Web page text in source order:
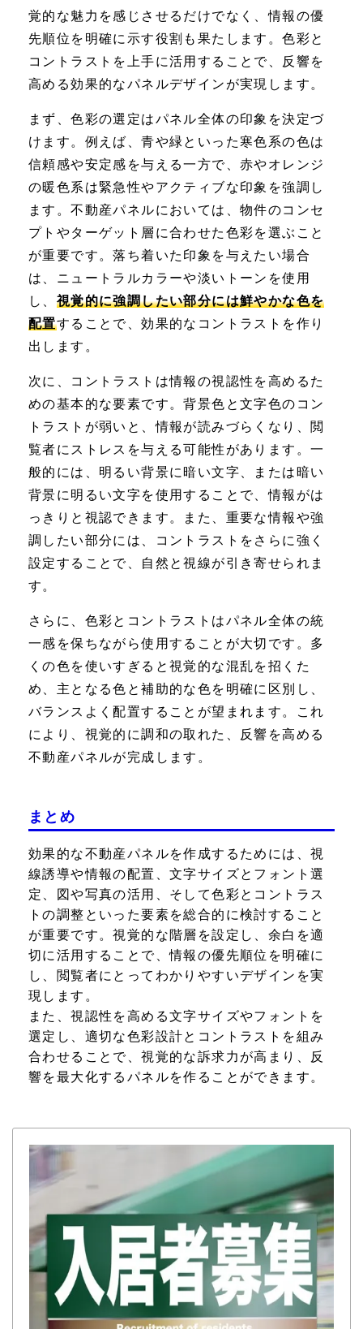
覚的な魅力を感じさせるだけでなく、情報の優
先順位を明確に示す役割も果たします。色彩と
コントラストを上手に活用することで、反響を
高める効果的なパネルデザインが実現します。
まず、色彩の選定はパネル全体の印象を決定づ
けます。例えば、青や緑といった寒色系の色は
信頼感や安定感を与える一方で、赤やオレンジ
の暖色系は緊急性やアクティブな印象を強調し
ます。不動産パネルにおいては、物件のコンセ
プトやターゲット層に合わせた色彩を選ぶこと
が重要です。落ち着いた印象を与えたい場合
は、ニュートラルカラーや淡いトーンを使用
し、 視覚的に強調したい部分には鮮やかな色を
配置することで、効果的なコントラストを作り
出します。
次に、コントラストは情報の視認性を高めるた
めの基本的な要素です。背景色と文字色のコン
トラストが弱いと、情報が読みづらくなり、閲
覧者にストレスを与える可能性があります。一
般的には、明るい背景に暗い文字、または暗い
背景に明るい文字を使用することで、情報がは
っきりと視認できます。また、重要な情報や強
調したい部分には、コントラストをさらに強く
設定することで、自然と視線が引き寄せられま
す。
さらに、色彩とコントラストはパネル全体の統
一感を保ちながら使用することが大切です。多
くの色を使いすぎると視覚的な混乱を招くた
め、主となる色と補助的な色を明確に区別し、
バランスよく配置することが望まれます。これ
により、視覚的に調和の取れた、反響を高める
不動産パネルが完成します。
まとめ
効果的な不動産パネルを作成するためには、視
線誘導や情報の配置、文字サイズとフォント選
定、図や写真の活用、そして色彩とコントラス
トの調整といった要素を総合的に検討すること
が重要です。視覚的な階層を設定し、余白を適
切に活用することで、情報の優先順位を明確に
し、閲覧者にとってわかりやすいデザインを実
現します。
また、視認性を高める文字サイズやフォントを
選定し、適切な色彩設計とコントラストを組み
合わせることで、視覚的な訴求力が高まり、反
響を最大化するパネルを作ることができます。